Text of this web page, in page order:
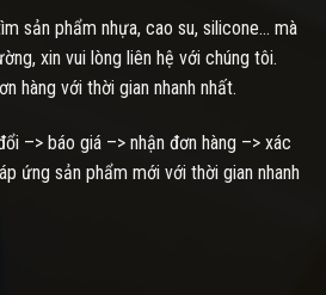
sản phẩm nhựa, cao su, silicone... mà
xin vui lòng liên hệ với chúng tôi.
hàng với thời gian nhanh nhất.
–> báo giá –> nhận đơn hàng –> xác
ứng sản phẩm mới với thời gian nhanh